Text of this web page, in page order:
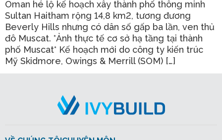
Oman hé lộ kế hoạch xây thành phố thông minh
Sultan Haitham rộng 14,8 km2, tương đương
Beverly Hills nhưng có dân số gấp ba lần, ven thủ
đô Muscat. *Ảnh thực tế cơ sở hạ tầng tại thành
phố Muscat* Kế hoạch mới do công ty kiến trúc
Mỹ Skidmore, Owings & Merrill (SOM) […]